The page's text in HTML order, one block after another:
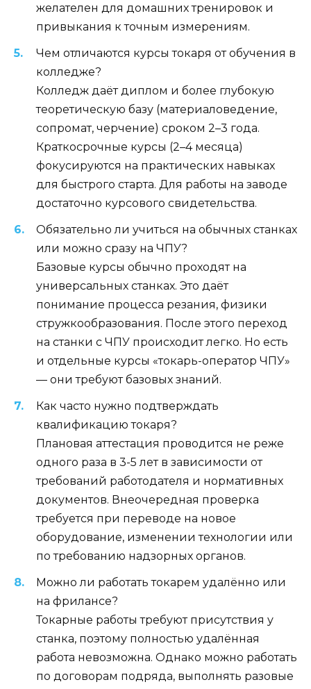
желателен для домашних тренировок и
привыкания к точным измерениям.
Чем отличаются курсы токаря от обучения в
колледже?
Колледж даёт диплом и более глубокую
теоретическую базу (материаловедение,
сопромат, черчение) сроком 2–3 года.
Краткосрочные курсы (2–4 месяца)
фокусируются на практических навыках
для быстрого старта. Для работы на заводе
достаточно курсового свидетельства.
Обязательно ли учиться на обычных станках
или можно сразу на ЧПУ?
Базовые курсы обычно проходят на
универсальных станках. Это даёт
понимание процесса резания, физики
стружкообразования. После этого переход
на станки с ЧПУ происходит легко. Но есть
и отдельные курсы «токарь-оператор ЧПУ»
— они требуют базовых знаний.
Как часто нужно подтверждать
квалификацию токаря?
Плановая аттестация проводится не реже
одного раза в 3-5 лет в зависимости от
требований работодателя и нормативных
документов. Внеочередная проверка
требуется при переводе на новое
оборудование, изменении технологии или
по требованию надзорных органов.
Можно ли работать токарем удалённо или
на фрилансе?
Токарные работы требуют присутствия у
станка, поэтому полностью удалённая
работа невозможна. Однако можно работать
по договорам подряда, выполнять разовые